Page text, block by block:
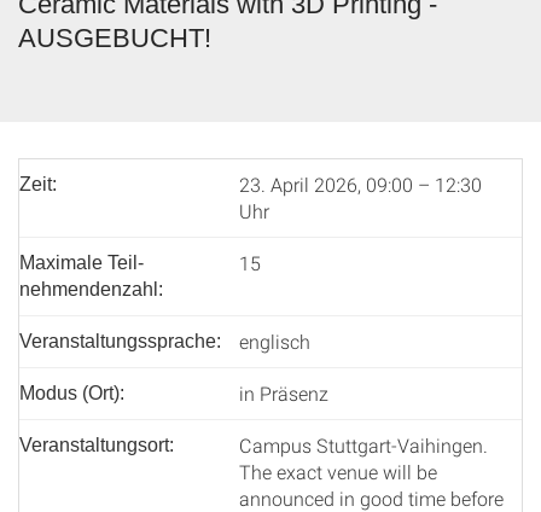
AUSGEBUCHT!
Zeit:
23. April 2026, 09:00 – 12:30
Uhr
Maximale Teil­
nehmenden­zahl:
15
Veranstaltungssprache: englisch
Modus (Ort): in Präsenz
Veranstaltungsort:
Campus Stuttgart-Vaihingen.
The exact venue will be
announced in good time before